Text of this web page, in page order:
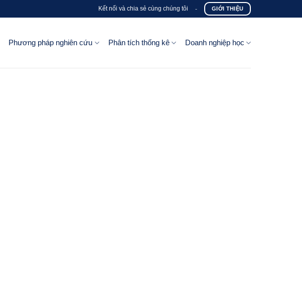
Kết nối và chia sẻ cùng chúng tôi - GIỚI THIỆU
Phương pháp nghiên cứu Phân tích thống kê Doanh nghiệp học